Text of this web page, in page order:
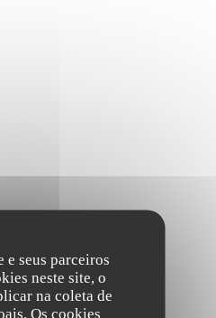
e seus parceiros
neste site, o
na coleta de
Os cookies